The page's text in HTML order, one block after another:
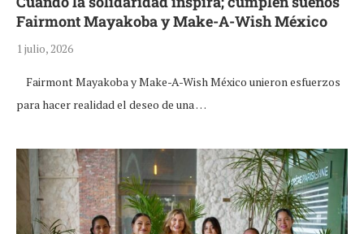
Fairmont Mayakoba y Make-A-Wish México
1 julio, 2026
Fairmont Mayakoba y Make-A-Wish México unieron esfuerzos
para hacer realidad el deseo de una …